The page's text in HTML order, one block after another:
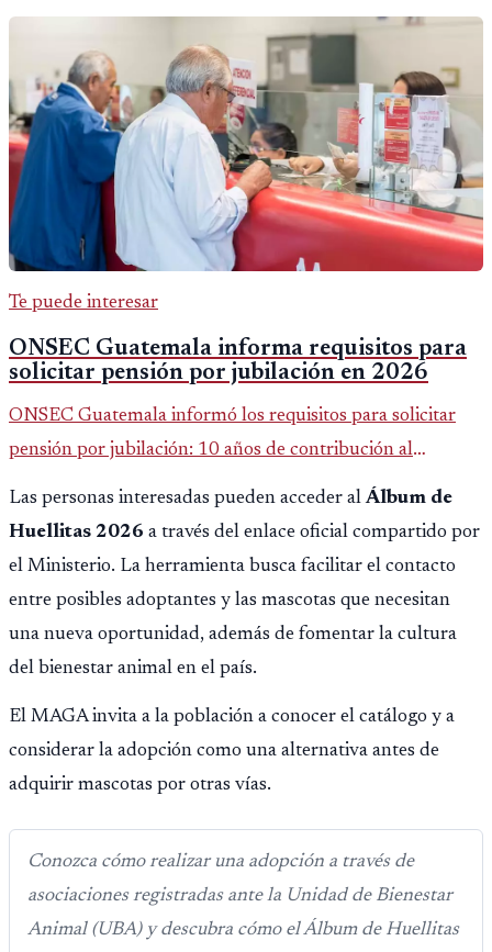
Te puede interesar
ONSEC Guatemala informa requisitos para
solicitar pensión por jubilación en 2026
ONSEC Guatemala informó los requisitos para solicitar
pensión por jubilación: 10 años de contribución al
Montepío y 50 años de edad, o 20 años de servicio sin
importar edad.
Las personas interesadas pueden acceder alÁlbum de
Huellitas 2026 a través del enlace oficial compartido por
el Ministerio. La herramienta busca facilitar el contacto
entre posibles adoptantes y las mascotas que necesitan
una nueva oportunidad, además de fomentar la cultura
del bienestar animal en el país.
El MAGA invita a la población a conocer el catálogo y a
considerar la adopción como una alternativa antes de
adquirir mascotas por otras vías.
Conozca cómo realizar una adopción a través de
asociaciones registradas ante la Unidad de Bienestar
Animal (UBA) y descubra cómo el Álbum de Huellitas